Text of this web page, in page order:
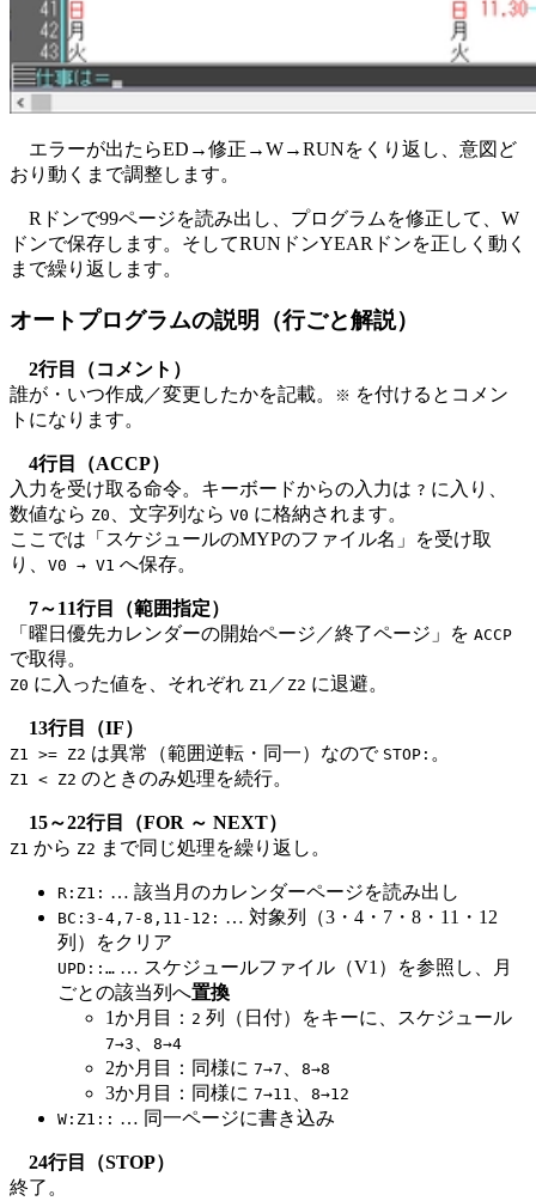
エラーが出たらED→修正→W→RUNをくり返し、意図ど
おり動くまで調整します。
Rドンで99ページを読み出し、プログラムを修正して、W
ドンで保存します。そしてRUNドンYEARドンを正しく動く
まで繰り返します。
オートプログラムの説明（行ごと解説）
2行目（コメント）
誰が・いつ作成／変更したかを記載。
※ を付けるとコメン
トになります。
4行目（ACCP）
入力を受け取る命令。キーボードからの入力は ? に入り、
数値なら Z0 、文字列なら V0 に格納されます。
ここでは「スケジュールのMYPのファイル名」を受け取
り、 V0 → V1 へ保存。
7～11行目（範囲指定）
「曜日優先カレンダーの開始ページ／終了ページ」を ACCP
で取得。
Z0 に入った値を、それぞれ Z1 ／ Z2 に退避。
13行目（IF）
Z1 >= Z2 は異常（範囲逆転・同一）なので STOP: 。
Z1 < Z2 のときのみ処理を続行。
15～22行目（FOR ～ NEXT）
Z1 から Z2 まで同じ処理を繰り返し。
R:Z1: … 該当月のカレンダーページを読み出し
BC:3-4,7-8,11-12: … 対象列（3・4・7・8・11・12
列）をクリア
UPD::… … スケジュールファイル（V1）を参照し、月
ごとの該当列へ置換
1か月目： 2 列（日付）をキーに、スケジュール
7→3 、 8→4
2か月目：同様に 7→7 、 8→8
3か月目：同様に 7→11 、 8→12
W:Z1:: … 同一ページに書き込み
24行目（STOP）
終了。